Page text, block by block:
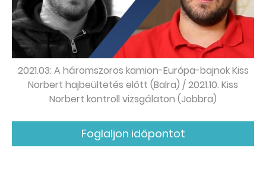
2021.03: A háromszoros kamion-Európa-bajnok Kiss
Norbert hajbeültetés előtt (Balra) / 2021.10. Kiss
Norbert kontroll vizsgálaton (Jobbra)
Foglaljon időpontot